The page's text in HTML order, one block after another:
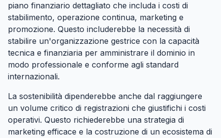
piano finanziario dettagliato che includa i costi di
stabilimento, operazione continua, marketing e
promozione. Questo includerebbe la necessità di
stabilire un'organizzazione gestrice con la capacità
tecnica e finanziaria per amministrare il dominio in
modo professionale e conforme agli standard
internazionali.
La sostenibilità dipenderebbe anche dal raggiungere
un volume critico di registrazioni che giustifichi i costi
operativi. Questo richiederebbe una strategia di
marketing efficace e la costruzione di un ecosistema di